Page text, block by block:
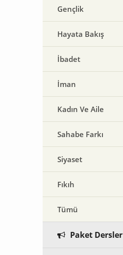
Gençlik
Hayata Bakış
İbadet
İman
Kadın Ve Aile
Sahabe Farkı
Siyaset
Fıkıh
Tümü
Paket Dersler